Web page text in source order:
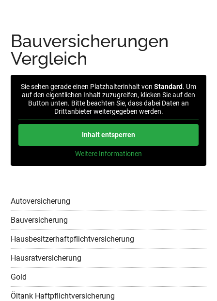
Bauversicherungen
Vergleich
Sie sehen gerade einen Platzhalterinhalt von Standard. Um
auf den eigentlichen Inhalt zuzugreifen, klicken Sie auf den
Button unten. Bitte beachten Sie, dass dabei Daten an
Drittanbieter weitergegeben werden.
Inhalt entsperren
Weitere Informationen
Autoversicherung
Bauversicherung
Hausbesitzerhaftpflichtversicherung
Hausratversicherung
Gold
Öltank Haftpflichtversicherung